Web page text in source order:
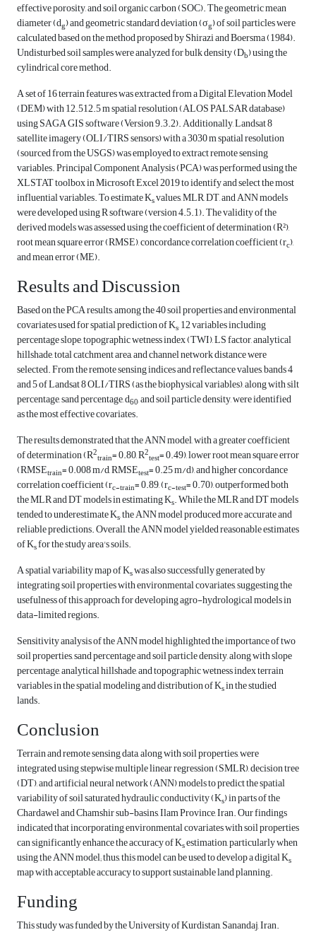
effective porosity, and soil organic carbon (SOC). The geometric mean
diameter (dg) and geometric standard deviation (σg) of soil particles were
calculated based on the method proposed by Shirazi and Boersma (1984).
Undisturbed soil samples were analyzed for bulk density (Db) using the
cylindrical core method.
A set of 16 terrain features was extracted from a Digital Elevation Model
(DEM) with 12.512.5 m spatial resolution (ALOS PALSAR database)
using SAGA GIS software (Version 9.3.2). Additionally, Landsat 8
satellite imagery (OLI/TIRS sensors) with a 3030 m spatial resolution
(sourced from the USGS) was employed to extract remote sensing
variables. Principal Component Analysis (PCA) was performed using the
XLSTAT toolbox in Microsoft Excel 2019 to identify and select the most
influential variables. To estimate Ksvalues, MLR, DT, and ANN models
were developed using R software (version 4.5.1). The validity of the
derived models was assessed using the coefficient of determination (R²),
root mean square error (RMSE), concordance correlation coefficient (rc),
and mean error (ME).
Results and Discussion
Based on the PCA results, among the 40 soil properties and environmental
covariates used for spatial prediction of Ks, 12 variables including
percentage slope, topographic wetness index (TWI), LS factor, analytical
hillshade, total catchment area, and channel network distance were
selected. From the remote sensing indices and reflectance values, bands 4
and 5 of Landsat 8 OLI/TIRS (as the biophysical variables), along with silt
percentage, sand percentage, d60, and soil particle density, were identified
as the most effective covariates.
The results demonstrated that the ANN model, with a greater coefficient
of determination (R2train= 0.80, R2test= 0.49), lower root mean square error
(RMSEtrain= 0.008 m/d, RMSEtest= 0.25 m/d), and higher concordance
correlation coefficient (rc-train= 0.89, (rc-test= 0.70), outperformed both
the MLR and DT models in estimating Ks. While the MLR and DT models
tended to underestimate Ks, the ANN model produced more accurate and
reliable predictions. Overall, the ANN model yielded reasonable estimates
of Ksfor the study area's soils.
A spatial variability map of Kswas also successfully generated by
integrating soil properties with environmental covariates, suggesting the
usefulness of this approach for developing agro-hydrological models in
data-limited regions.
Sensitivity analysis of the ANN model highlighted the importance of two
soil properties, sand percentage and soil particle density, along with slope
percentage, analytical hillshade, and topographic wetness index terrain
variables in the spatial modeling and distribution of Ksin the studied
lands.
Conclusion
Terrain and remote sensing data, along with soil properties, were
integrated using stepwise multiple linear regression (SMLR), decision tree
(DT), and artificial neural network (ANN) models to predict the spatial
variability of soil saturated hydraulic conductivity (Ks) in parts of the
Chardawel and Chamshir sub-basins, Ilam Province, Iran. Our findings
indicated that incorporating environmental covariates with soil properties
can significantly enhance the accuracy of Ksestimation, particularly when
using the ANN model; thus, this model can be used to develop a digital Ks
map with acceptable accuracy to support sustainable land planning.
Funding
This study was funded by the University of Kurdistan, Sanandaj, Iran.